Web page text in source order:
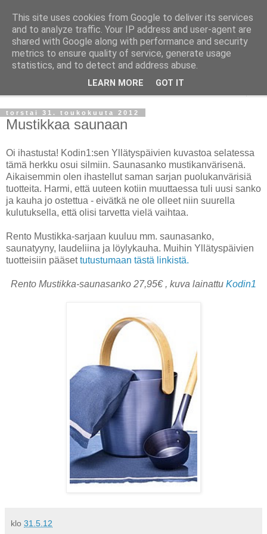
Taloja ja Toiveita
[ Sisustaa ] [ Remontoi ] [ Tuunaa ] [ Haaveilee ] [ Reissaa ]
torstai 31. toukokuuta 2012
Mustikkaa saunaan
Oi ihastusta! Kodin1:sen Yllätyspäivien kuvastoa selatessa
tämä herkku osui silmiin. Saunasanko mustikanvärisenä.
Aikaisemmin olen ihastellut saman sarjan puolukanvärisiä
tuotteita. Harmi, että uuteen kotiin muuttaessa tuli uusi sanko
ja kauha jo ostettua - eivätkä ne ole olleet niin suurella
kulutuksella, että olisi tarvetta vielä vaihtaa.
Rento Mustikka-sarjaan kuuluu mm. saunasanko,
saunatyyny, laudeliina ja löylykauha. Muihin Yllätyspäivien
tuotteisiin pääsettutustumaan tästä linkistä.
Rento Mustikka-saunasanko 27,95€ , kuva lainattu Kodin1
klo 31.5.12
This site uses cookies from Google to deliver its services
and to analyze traffic. Your IP address and user-agent are
shared with Google along with performance and security
metrics to ensure quality of service, generate usage
statistics, and to detect and address abuse.
LEARN MORE GOT IT